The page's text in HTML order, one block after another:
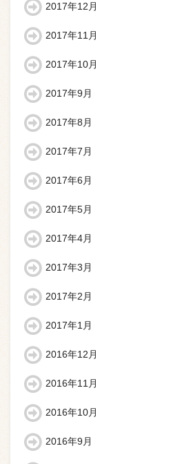
2017年12月
2017年11月
2017年10月
2017年9月
2017年8月
2017年7月
2017年6月
2017年5月
2017年4月
2017年3月
2017年2月
2017年1月
2016年12月
2016年11月
2016年10月
2016年9月